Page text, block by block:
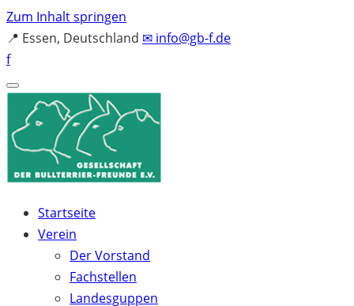
Zum Inhalt springen
📍 Essen, Deutschland ✉ info@gb-f.de
f
Startseite
Verein
Der Vorstand
Fachstellen
Landesguppen